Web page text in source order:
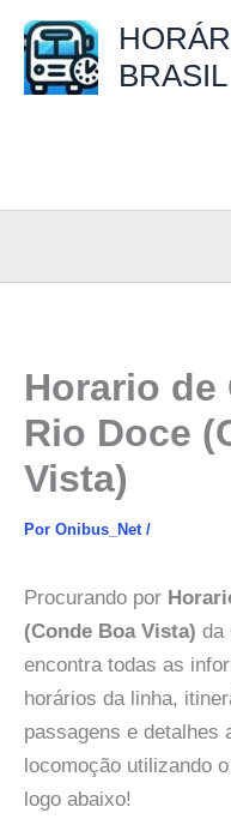
para
BRASIL
Horario de
Rio Doce
Vista)
Por Onibus_Net /
Procurando por
(Conde Boa Vista) da
encontra todas as
horários da linha,
passagens e detalhes
locomoção utilizando
logo abaixo!